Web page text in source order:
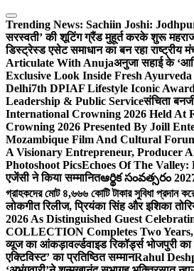
Skip
to
content
Trending News: Sachiin Joshi:
सरस्वती’ की शूटिंग ग्रैंड मुहूर्त करके शुरू
डिस्ट्रेस्ड एसेट समाधान का बन रहा राष्ट्रीय
Articulate With Anujaअनुजा सहाई के
Exclusive Look Inside Fresh
Delhi7th DPIAF Lifestyle Iconic
Leadership & Public Serviceसंचिता
International Crowning 2026 Held At
Crowning 2026 Presented By Joill
Mozambique Film And Cultural
A Visionary Entrepreneur, Producer
Photoshoot PicsEchoes Of The
एजेंसी ने किया सम्मानितఆర్థిక సంవత్సరం
গ্রাহকদের মোট ৪,৬৬৬ কোটি টাকার সুবিধা প্রদান
लोकगीत रिलीज, प्रियंका सिंह और इशिका
2026 As Distinguished Guest
COLLECTION Completes Two
व्यूज का आंकड़ावर्ल्डवाइड रिकॉर्ड्स भोजपुरी
एक्टिविस्ट’ का प्रतिष्ठित सम्मानRahul